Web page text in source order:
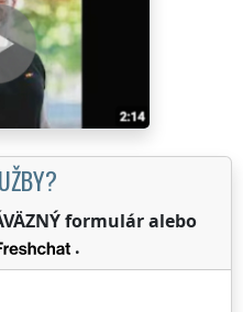
formulár alebo
.